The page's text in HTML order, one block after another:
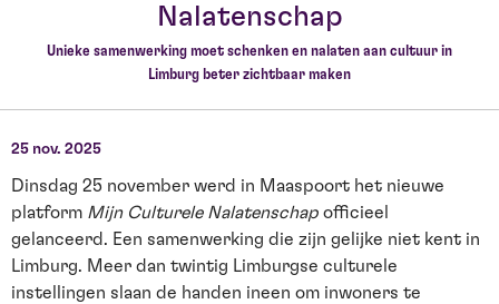
Nalatenschap
Unieke samenwerking moet schenken en nalaten aan cultuur in
Limburg beter zichtbaar maken
25 nov. 2025
Dinsdag 25 november werd in Maaspoort het nieuwe
platform Mijn Culturele Nalatenschap officieel
gelanceerd. Een samenwerking die zijn gelijke niet kent in
Limburg. Meer dan twintig Limburgse culturele
instellingen slaan de handen ineen om inwoners te